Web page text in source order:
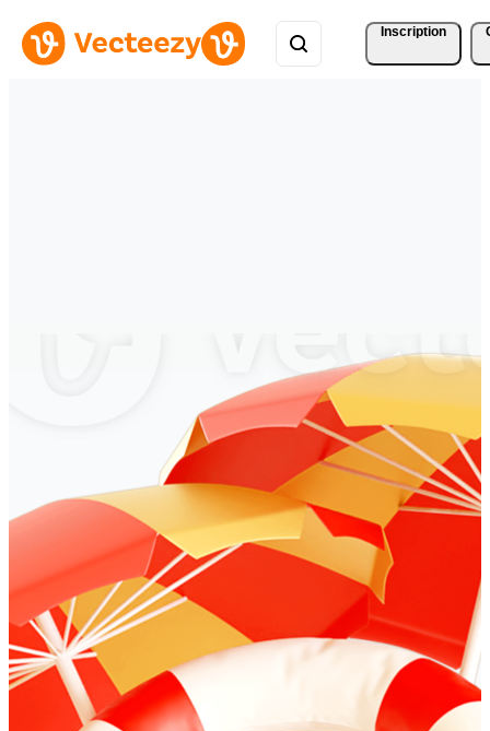
Inscription